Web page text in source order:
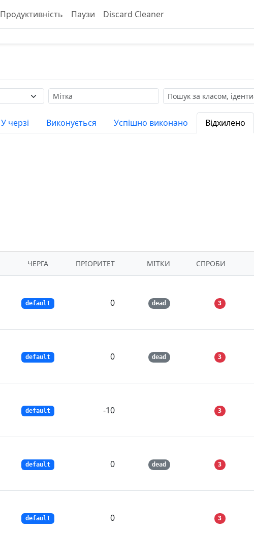
Продуктивність Паузи Discard Cleaner
Мітка Пошук
У черзі Виконується Успішно виконано Відхилено
ЧЕРГА ПРІОРИТЕТ МІТКИ СПРОБИ
default 0 dead 3
default 0 dead 3
default -10 3
default 0 dead 3
default 0 3